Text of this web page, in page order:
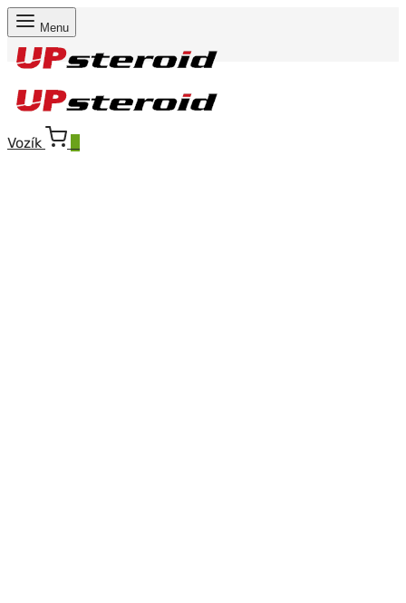
Menu
Vozík